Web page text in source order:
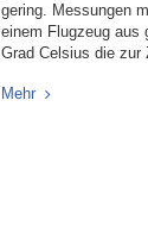
gering. Messungen
einem Flugzeug aus
Grad Celsius die
Mehr